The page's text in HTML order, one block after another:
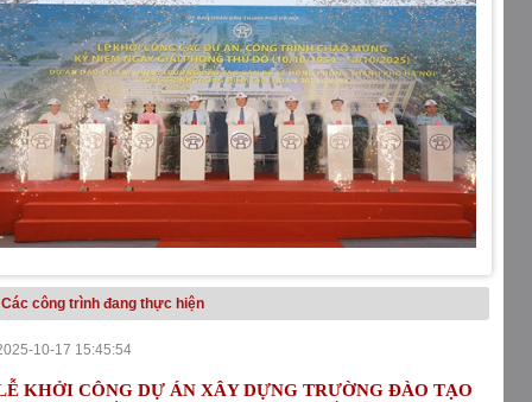
Các công trình đang thực hiện
10-17 15:45:54
KHỞI CÔNG DỰ ÁN XÂY DỰNG TRƯỜNG ĐÀO TẠO